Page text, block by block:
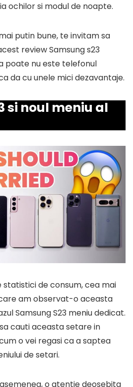
ochilor si modul de noapte.
putin bune, te invitam sa
review Samsung s23
poate nu este telefonul
da cu unele mici dezavantaje.
si noul meniu al
de consum, cea mai
am observat-o aceasta
Samsung S23 meniu dedicat.
cauti aceasta setare in
o vei regasi ca a saptea
de setari.
o atentie deosebita